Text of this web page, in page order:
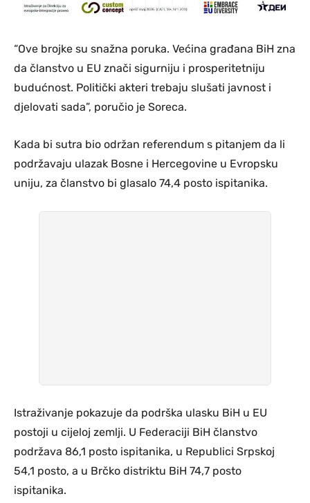
“Ove brojke su snažna poruka. Većina građana BiH zna
da članstvo u EU znači sigurniju i prosperitetniju
budućnost. Politički akteri trebaju slušati javnost i
djelovati sada”, poručio je Soreca.
Kada bi sutra bio održan referendum s pitanjem da li
podržavaju ulazak Bosne i Hercegovine u Evropsku
uniju, za članstvo bi glasalo 74,4 posto ispitanika.
Istraživanje pokazuje da podrška ulasku BiH u EU
postoji u cijeloj zemlji. U Federaciji BiH članstvo
podržava 86,1 posto ispitanika, u Republici Srpskoj
54,1 posto, a u Brčko distriktu BiH 74,7 posto
ispitanika.